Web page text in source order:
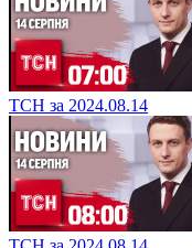
ТСН за 2024.08.14